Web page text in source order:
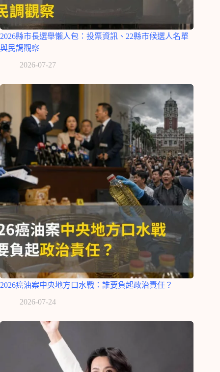
2026縣市長選舉懶人包：投票資訊、22縣市候選人名單
與民調觀察
2026-07-27
2026癌油案中央地方口水戰：誰要負起政治責任？
2026-07-24